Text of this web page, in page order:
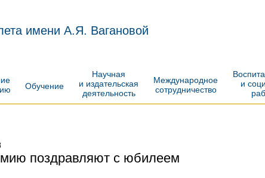
имени А.Я. Вагановой
Обучение
Научная
и издательская
деятельность
Международное
сотрудничество
и
поздравляют с юбилеем